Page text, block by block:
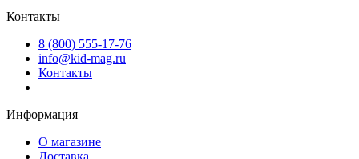
Контакты
8 (800) 555-17-76
info@kid-mag.ru
Контакты
Информация
О магазине